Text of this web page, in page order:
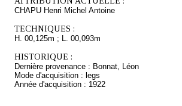
CHAPU Henri Michel Antoine
TECHNIQUES :
H. 00,125m ; L. 00,093m
HISTORIQUE :
Dernière provenance : Bonnat, Léon
Mode d'acquisition : legs
Année d'acquisition : 1922